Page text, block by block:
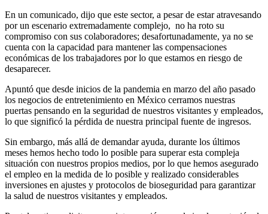
En un comunicado, dijo que este sector, a pesar de estar atravesando
por un escenario extremadamente complejo, no ha roto su
compromiso con sus colaboradores; desafortunadamente, ya no se
cuenta con la capacidad para mantener las compensaciones
económicas de los trabajadores por lo que estamos en riesgo de
desaparecer.
Apuntó que desde inicios de la pandemia en marzo del año pasado
los negocios de entretenimiento en México cerramos nuestras
puertas pensando en la seguridad de nuestros visitantes y empleados,
lo que significó la pérdida de nuestra principal fuente de ingresos.
Sin embargo, más allá de demandar ayuda, durante los últimos
meses hemos hecho todo lo posible para superar esta compleja
situación con nuestros propios medios, por lo que hemos asegurado
el empleo en la medida de lo posible y realizado considerables
inversiones en ajustes y protocolos de bioseguridad para garantizar
la salud de nuestros visitantes y empleados.